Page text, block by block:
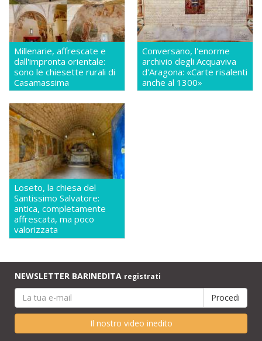
Millenarie, affrescate e
dall'impronta orientale:
sono le chiesette rurali di
Casamassima
Conversano, l'enorme
archivio degli Acquaviva
d'Aragona: «Carte risalenti
anche al 1300»
Loseto, la chiesa del
Santissimo Salvatore:
antica, completamente
affrescata, ma poco
valorizzata
NEWSLETTER BARINEDITA registrati
Il nostro video inedito